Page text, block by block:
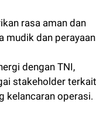
rasa aman dan
mudik dan perayaan
dengan TNI,
stakeholder terkait
kelancaran operasi.